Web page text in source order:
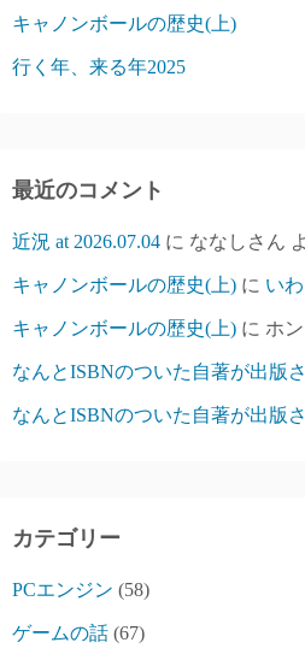
キャノンボールの歴史(上)
行く年、来る年2025
最近のコメント
近況 at 2026.07.04 に ななしさん
キャノンボールの歴史(上) に い
キャノンボールの歴史(上) に ホ
なんとISBNのついた自著が出版
なんとISBNのついた自著が出版
カテゴリー
PCエンジン (58)
ゲームの話 (67)